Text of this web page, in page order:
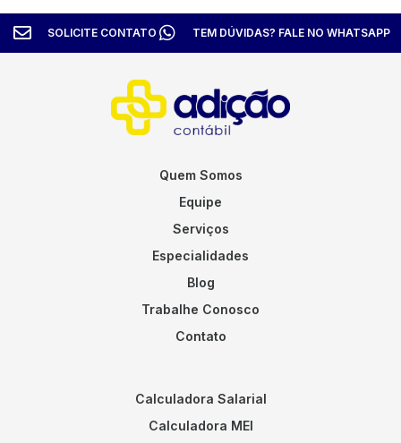
SOLICITE CONTATO TEM DÚVIDAS? FALE NO WHATSAPP
Quem Somos
Equipe
Serviços
Especialidades
Blog
Trabalhe Conosco
Contato
Calculadora Salarial
Calculadora MEI